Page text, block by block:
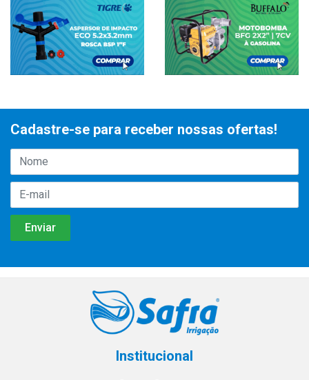
Cadastre-se para receber nossas ofertas!
Institucional